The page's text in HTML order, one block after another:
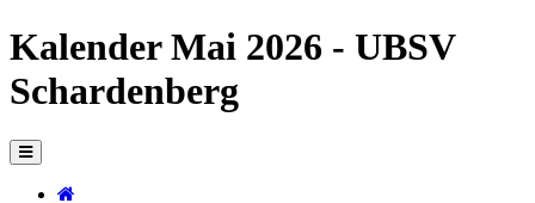
Kalender Mai 2026 - UBSV
Schardenberg